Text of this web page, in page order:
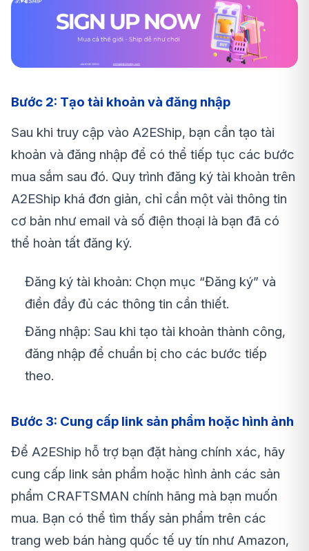
Bước 2: Tạo tài khoản và đăng nhập
Sau khi truy cập vào A2EShip, bạn cần tạo tài
khoản và đăng nhập để có thể tiếp tục các bước
mua sắm sau đó. Quy trình đăng ký tài khoản trên
A2EShip khá đơn giản, chỉ cần một vài thông tin
cơ bản như email và số điện thoại là bạn đã có
thể hoàn tất đăng ký.
Đăng ký tài khoản: Chọn mục “Đăng ký” và
điền đầy đủ các thông tin cần thiết.
Đăng nhập: Sau khi tạo tài khoản thành công,
đăng nhập để chuẩn bị cho các bước tiếp
theo.
Bước 3: Cung cấp link sản phẩm hoặc hình ảnh
Để A2EShip hỗ trợ bạn đặt hàng chính xác, hãy
cung cấp link sản phẩm hoặc hình ảnh các sản
phẩm CRAFTSMAN chính hãng mà bạn muốn
mua. Bạn có thể tìm thấy sản phẩm trên các
trang web bán hàng quốc tế uy tín như Amazon,